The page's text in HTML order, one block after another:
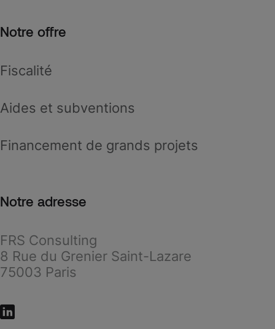
Notre offre
Fiscalité
Aides et subventions
Financement de grands projets
Notre adresse
FRS Consulting
8 Rue du Grenier Saint-Lazare
75003 Paris